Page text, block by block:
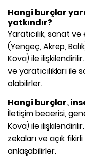
Hangi burçlar
yatkındır?
Yaratıcılık, sanat
(Yengeç, Akrep,
Kova) ile
ve yaratıcılıkları ile
olabilirler.
Hangi burçlar,
İletişim becerisi,
Kova) ile
zekaları ve açık
anlaşabilirler.